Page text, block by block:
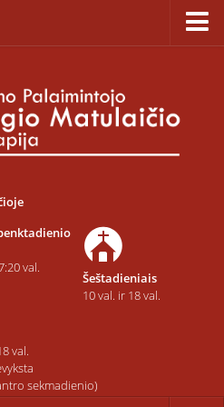
Ėmimo į dangų”
val.
Šeštadieniais
10 val. ir 18 val.
val.
sekmadienio)